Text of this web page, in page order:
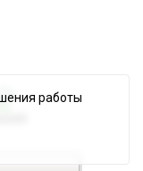
работы